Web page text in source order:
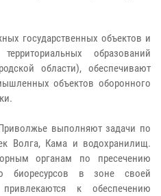
государственных объектов и
образований
области), обеспечивают
объектов оборонного
выполняют задачи по
Волга, Кама и водохранилищ.
органам по пресечению
биоресурсов в зоне своей
к обеспечению